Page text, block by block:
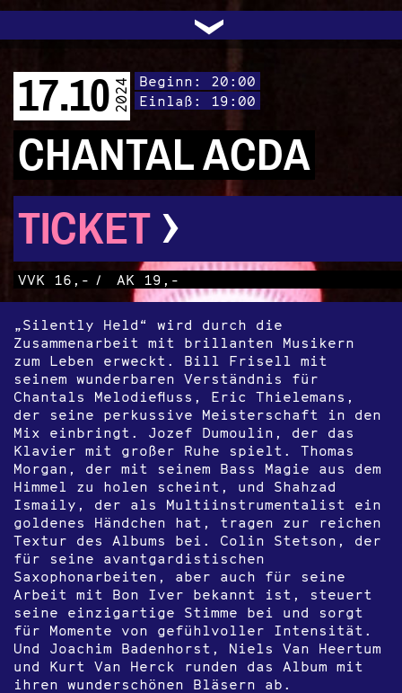
PROGRAMM
ARCHIV
AUDIO|VIDEO
LICHTBLICKE
TRANSIT
OFFENE TÜR
FACEBOOK
INSTAGRAM
KONTAKT
TRAFO
UNTERSTÜTZEN
POLITIK
›
CHANTAL ACDA
TICKET ›
VVK 16,- / AK 19,-
Beginn: 20:00
Einlaß: 19:00
17.102024
„Silently Held“ wird durch die
Zusammenarbeit mit brillanten Musikern
zum Leben erweckt. Bill Frisell mit
seinem wunderbaren Verständnis für
Chantals Melodiefluss, Eric Thielemans,
der seine perkussive Meisterschaft in den
Mix einbringt. Jozef Dumoulin, der das
Klavier mit großer Ruhe spielt. Thomas
Morgan, der mit seinem Bass Magie aus dem
Himmel zu holen scheint, und Shahzad
Ismaily, der als Multiinstrumentalist ein
goldenes Händchen hat, tragen zur reichen
Textur des Albums bei. Colin Stetson, der
für seine avantgardistischen
Saxophonarbeiten, aber auch für seine
Arbeit mit Bon Iver bekannt ist, steuert
seine einzigartige Stimme bei und sorgt
für Momente von gefühlvoller Intensität.
Und Joachim Badenhorst, Niels Van Heertum
und Kurt Van Herck runden das Album mit
ihren wunderschönen Bläsern ab.